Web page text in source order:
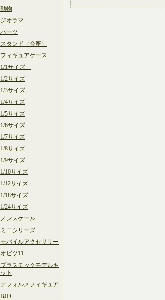
動物
ジオラマ
パーツ
スタンド（台座）
フィギュアケース
1/1サイズ
1/2サイズ
1/3サイズ
1/4サイズ
1/5サイズ
1/6サイズ
1/7サイズ
1/8サイズ
1/9サイズ
1/10サイズ
1/12サイズ
1/18サイズ
1/24サイズ
ノンスケール
ミニシリーズ
モバイルアクセサリー
オビツ11
プラスチックモデルキ
ット
デフォルメフィギュア
BJD